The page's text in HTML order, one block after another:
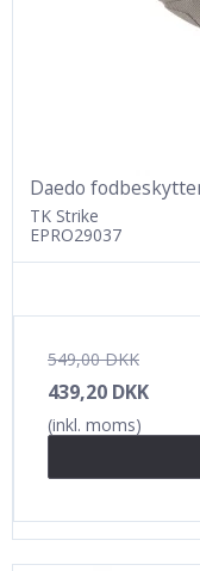
Daedo
TK Strike
EPRO29037
549,00 DKK
439,20 DKK
(inkl. moms)